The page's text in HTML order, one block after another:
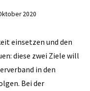
2020
einsetzen und den
diese zwei Ziele will
in den
Bei der